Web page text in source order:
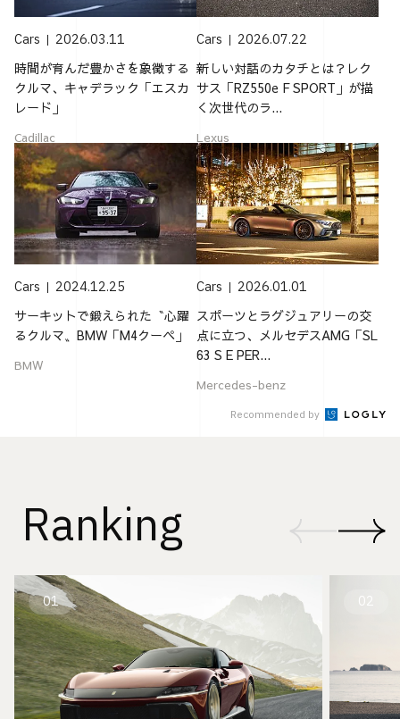
Cars 2026.03.11
時間が育んだ豊かさを象徴する
クルマ、キャデラック「エスカ
レード」
Cadillac
Cars 2026.07.22
新しい対話のカタチとは？レク
サス「RZ550e F SPORT」が描
く次世代のラ...
Lexus
Cars 2024.12.25
サーキットで鍛えられた〝心躍
るクルマ〟BMW「M4クーペ」
BMW
Cars 2026.01.01
スポーツとラグジュアリーの交
点に立つ、メルセデスAMG「SL
63 S E PER...
Mercedes-benz
Recommended by
Ranking
01 02